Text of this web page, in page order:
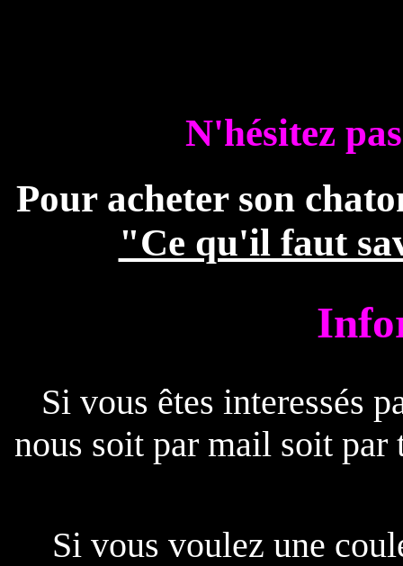
N'hésitez
Pour acheter son
"Ce qu'il faut
Si vous êtes interessés
nous soit par mail soit par
Si vous voulez une